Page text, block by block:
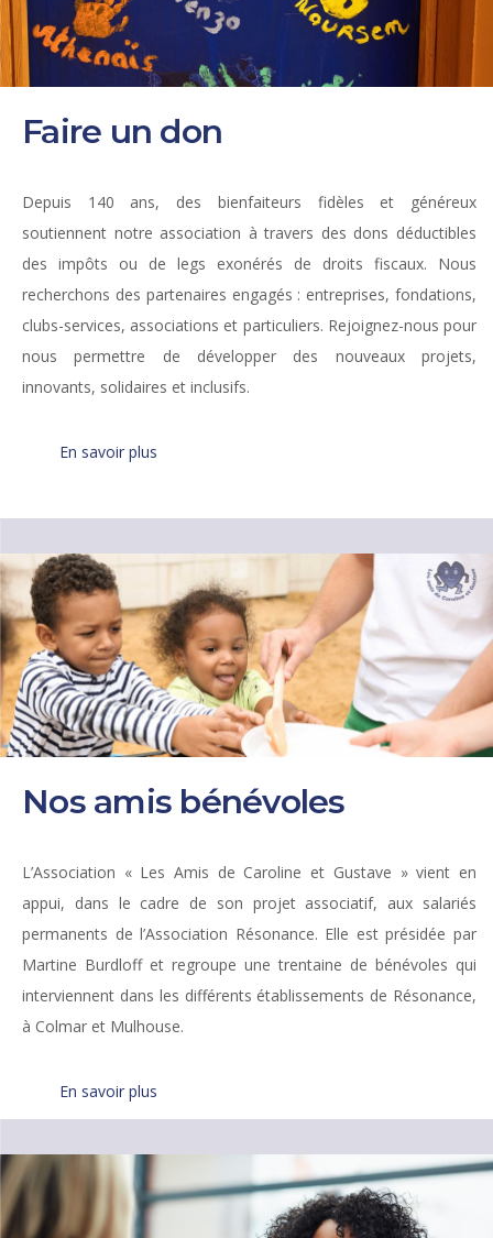
Faire un don
Depuis 140 ans, des bienfaiteurs fidèles et généreux
soutiennent notre association à travers des dons déductibles
des impôts ou de legs exonérés de droits fiscaux. Nous
recherchons des partenaires engagés : entreprises, fondations,
clubs-services, associations et particuliers. Rejoignez-nous pour
nous permettre de développer des nouveaux projets,
innovants, solidaires et inclusifs.
En savoir plus
Nos amis bénévoles
L’Association « Les Amis de Caroline et Gustave » vient en
appui, dans le cadre de son projet associatif, aux salariés
permanents de l’Association Résonance. Elle est présidée par
Martine Burdloff et regroupe une trentaine de bénévoles qui
interviennent dans les différents établissements de Résonance,
à Colmar et Mulhouse.
En savoir plus